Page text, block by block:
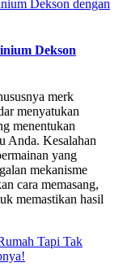
Dekson
merk
menyatukan
menentukan
Anda. Kesalahan
yang
mekanisme
cara memasang,
memastikan hasil